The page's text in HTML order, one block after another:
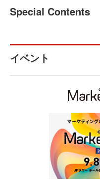
Special Contents
イベント